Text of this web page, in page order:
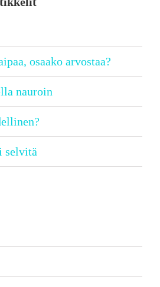
osaako arvostaa?
nauroin
selvitä